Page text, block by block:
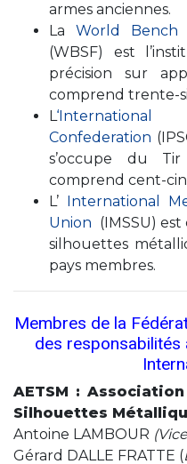
armes anciennes.
LaWorld Bench
(WBSF) est
précision sur
comprend trente-
L
Confederation
s’occupe du
comprend cent-
L’ International
Union (IMSSU)
silhouettes
pays membres.
Membres de la
des responsabilités
AETSM :
Silhouettes
Antoine LAMBOUR
Gérard DALLE FRATTE (